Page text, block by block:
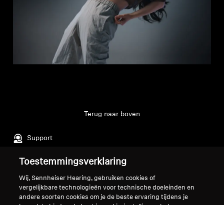
Support
Terug naar boven
Juridische kennisgeving
Herroep overeenkomst
Over ons
Carrière bij Sonova
Toestemmingsverklaring
Wij, Sennheiser Hearing, gebruiken cookies of
vergelijkbare technologieën voor technische doeleinden en
andere soorten cookies om je de beste ervaring tijdens je